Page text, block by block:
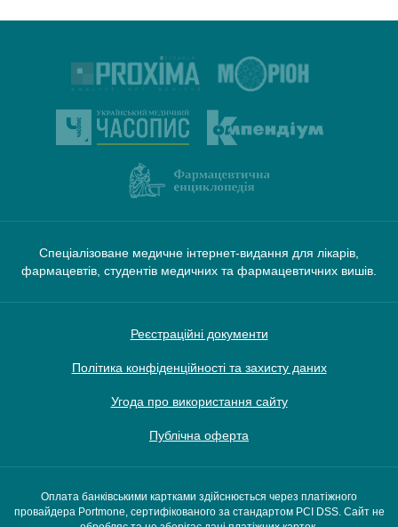
Спеціалізоване медичне інтернет-видання для лікарів,
фармацевтів, студентів медичних та фармацевтичних вишів.
Реєстраційні документи
Політика конфіденційності та захисту даних
Угода про використання сайту
Публічна оферта
Оплата банківськими картками здійснюється через платіжного
провайдера Portmone, сертифікованого за стандартом PCI DSS. Сайт не